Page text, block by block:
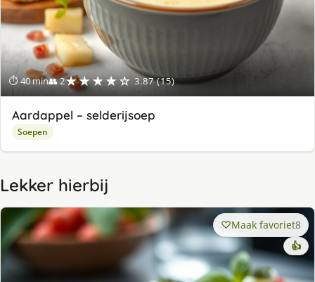
⏱ 40 min👥 2★★★★☆ 3.87 (15)
Aardappel – selderijsoep
Soepen
Lekker hierbij
Maak favoriet8
👍